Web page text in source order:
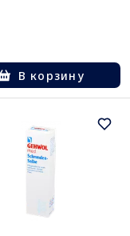
В корзину